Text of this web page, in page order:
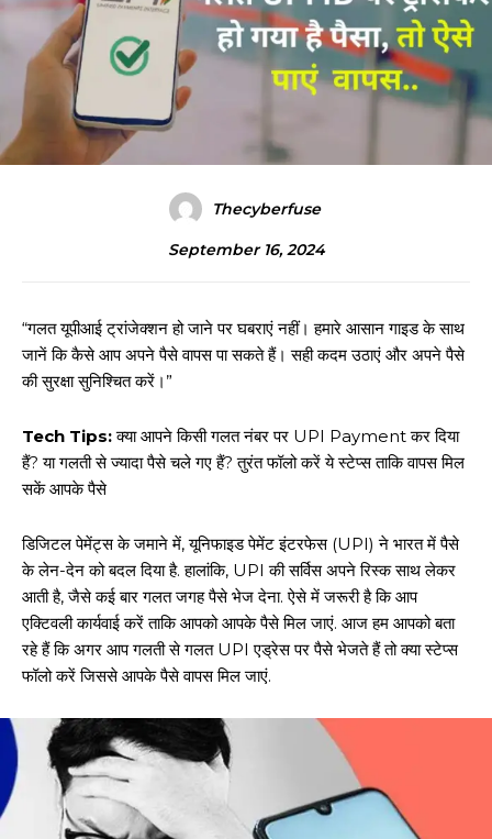
Thecyberfuse
September 16, 2024
“गलत यूपीआई ट्रांजेक्शन हो जाने पर घबराएं नहीं। हमारे आसान गाइड के साथ
जानें कि कैसे आप अपने पैसे वापस पा सकते हैं। सही कदम उठाएं और अपने पैसे
की सुरक्षा सुनिश्चित करें।”
Tech Tips:क्या आपने किसी गलत नंबर पर UPI Payment कर दिया
हैं? या गलती से ज्यादा पैसे चले गए हैं? तुरंत फॉलो करें ये स्टेप्स ताकि वापस मिल
सकें आपके पैसे
डिजिटल पेमेंट्स के जमाने में, यूनिफाइड पेमेंट इंटरफेस (UPI) ने भारत में पैसे
के लेन-देन को बदल दिया है. हालांकि, UPI की सर्विस अपने रिस्क साथ लेकर
आती है, जैसे कई बार गलत जगह पैसे भेज देना. ऐसे में जरूरी है कि आप
एक्टिवली कार्यवाई करें ताकि आपको आपके पैसे मिल जाएं. आज हम आपको बता
रहे हैं कि अगर आप गलती से गलत UPI एड्रेस पर पैसे भेजते हैं तो क्या स्टेप्स
फॉलो करें जिससे आपके पैसे वापस मिल जाएं.